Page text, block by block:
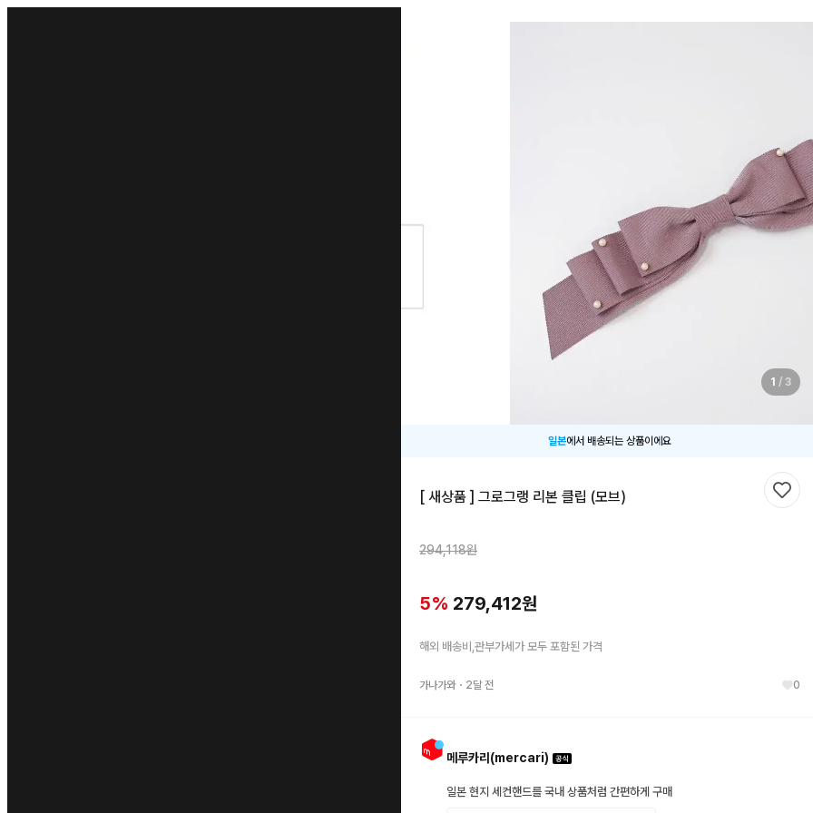
1 / 3
일본에서 배송되는 상품이에요
[ 새상품 ] 그로그랭 리본 클립 (모브)
294,118원
5% 279,412원
해외 배송비,관부가세가 모두 포함된 가격
가나가와・ 2달 전 0
메루카리(mercari)
일본 현지 세컨핸드를 국내 상품처럼 간편하게 구매
찜하